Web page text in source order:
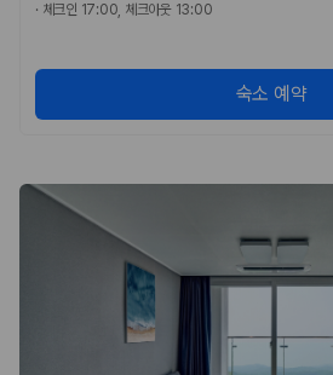
· 체크인 17:00, 체크아웃 13:00
숙소 예약